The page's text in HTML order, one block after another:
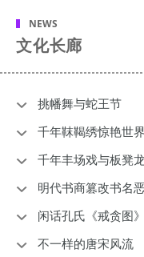
NEWS
文化长廊
挑幡舞与蛇王节
千年靺鞨绣惊艳世界
千年丰场戏与板凳
明代书商篡改书名
闲话孔氏《戒贪图》
不一样的唐宋风流